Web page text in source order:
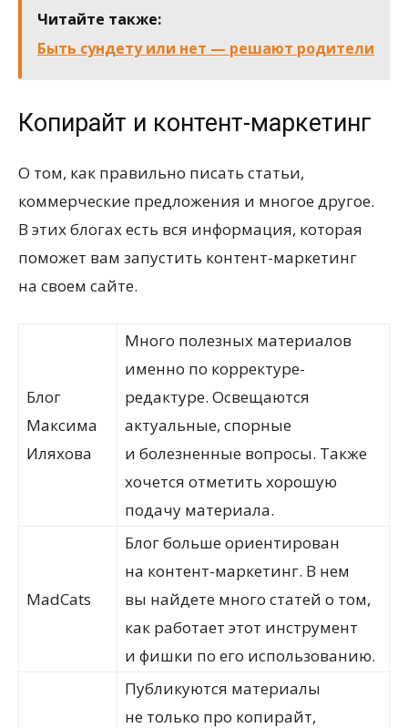
Читайте также:
Быть сундету или нет — решают родители
Копирайт и контент-маркетинг
О том, как правильно писать статьи,
коммерческие предложения и многое другое.
В этих блогах есть вся информация, которая
поможет вам запустить контент-маркетинг
на своем сайте.
Блог
Максима
Иляхова
Много полезных материалов
именно по корректуре-
редактуре. Освещаются
актуальные, спорные
и болезненные вопросы. Также
хочется отметить хорошую
подачу материала.
MadCats
Блог больше ориентирован
на контент-маркетинг. В нем
вы найдете много статей о том,
как работает этот инструмент
и фишки по его использованию.
Публикуются материалы
не только про копирайт,